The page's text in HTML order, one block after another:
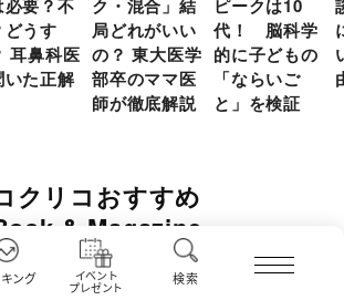
ング イベント
プレゼント
検索
必要？不
どうす
耳鼻科医
いた正解
ク・混合」結
局どれがいい
の？ 東大医学
部卒のママ医
師が徹底解説
ピークは10
代！ 脳科学
的に子どもの
「ならいご
と」を検証
クリコおすすめ
& Magazine